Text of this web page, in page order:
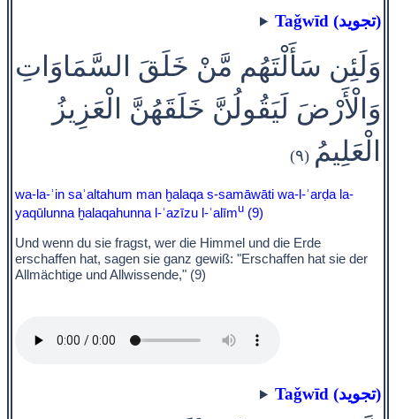
Taǧwīd (تجويد)
وَلَئِن سَأَلْتَهُم مَّنْ خَلَقَ السَّمَاوَاتِ
وَالْأَرْضَ لَيَقُولُنَّ خَلَقَهُنَّ الْعَزِيزُ
الْعَلِيمُ (٩)
wa-la-ʾin saʾaltahum man ḫalaqa s-samāwāti wa-l-ʾarḍa la-
yaqūlunna ḫalaqahunna l-ʿazīzu l-ʿalīmu (9)
Und wenn du sie fragst, wer die Himmel und die Erde
erschaffen hat, sagen sie ganz gewiß: "Erschaffen hat sie der
Allmächtige und Allwissende," (9)
Taǧwīd (تجويد)